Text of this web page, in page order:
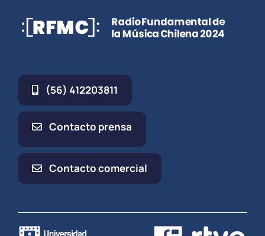
(56) 412203811
Contacto prensa
Contacto comercial